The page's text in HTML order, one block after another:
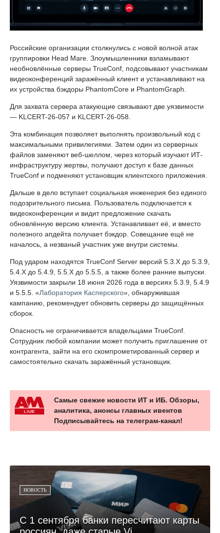
Российские организации столкнулись с новой волной атак
группировки Head Mare. Злоумышленники взламывают
необновлённые серверы TrueConf, подсовывают участникам
видеоконференций заражённый клиент и устанавливают на
их устройства бэкдоры PhantomCore и PhantomGraph.
Для захвата сервера атакующие связывают две уязвимости
— KLCERT-26-057 и KLCERT-26-058.
Эта комбинация позволяет выполнять произвольный код с
максимальными привилегиями. Затем один из серверных
файлов заменяют веб-шеллом, через который изучают ИТ-
инфраструктуру жертвы, получают доступ к базе данных
TrueConf и подменяют установщик клиентского приложения.
Дальше в дело вступает социальная инженерия без единого
подозрительного письма. Пользователь подключается к
видеоконференции и видит предложение скачать
обновлённую версию клиента. Устанавливает её, и вместо
полезного апдейта получает бэкдор. Совещание ещё не
началось, а незваный участник уже внутри системы.
Под ударом находятся TrueConf Server версий 5.3.X до 5.3.9,
5.4.X до 5.4.9, 5.5.X до 5.5.5, а также более ранние выпуски.
Уязвимости закрыли 18 июня 2026 года в версиях 5.3.9, 5.4.9
и 5.5.5. «Лаборатория Касперского», обнаружившая
кампанию, рекомендует обновить серверы до защищённых
сборок.
Опасность не ограничивается владельцами TrueConf.
Сотрудник любой компании может получить приглашение от
контрагента, зайти на его скомпрометированный сервер и
самостоятельно скачать заражённый установщик.
Самые свежие новости ИТ и ИБ. Обзоры,
аналитика, анонсы главных ивентов
Подписывайтесь на телеграм-канал!
НОВОСТЬ
С 1 сентября банки пересчитают карты